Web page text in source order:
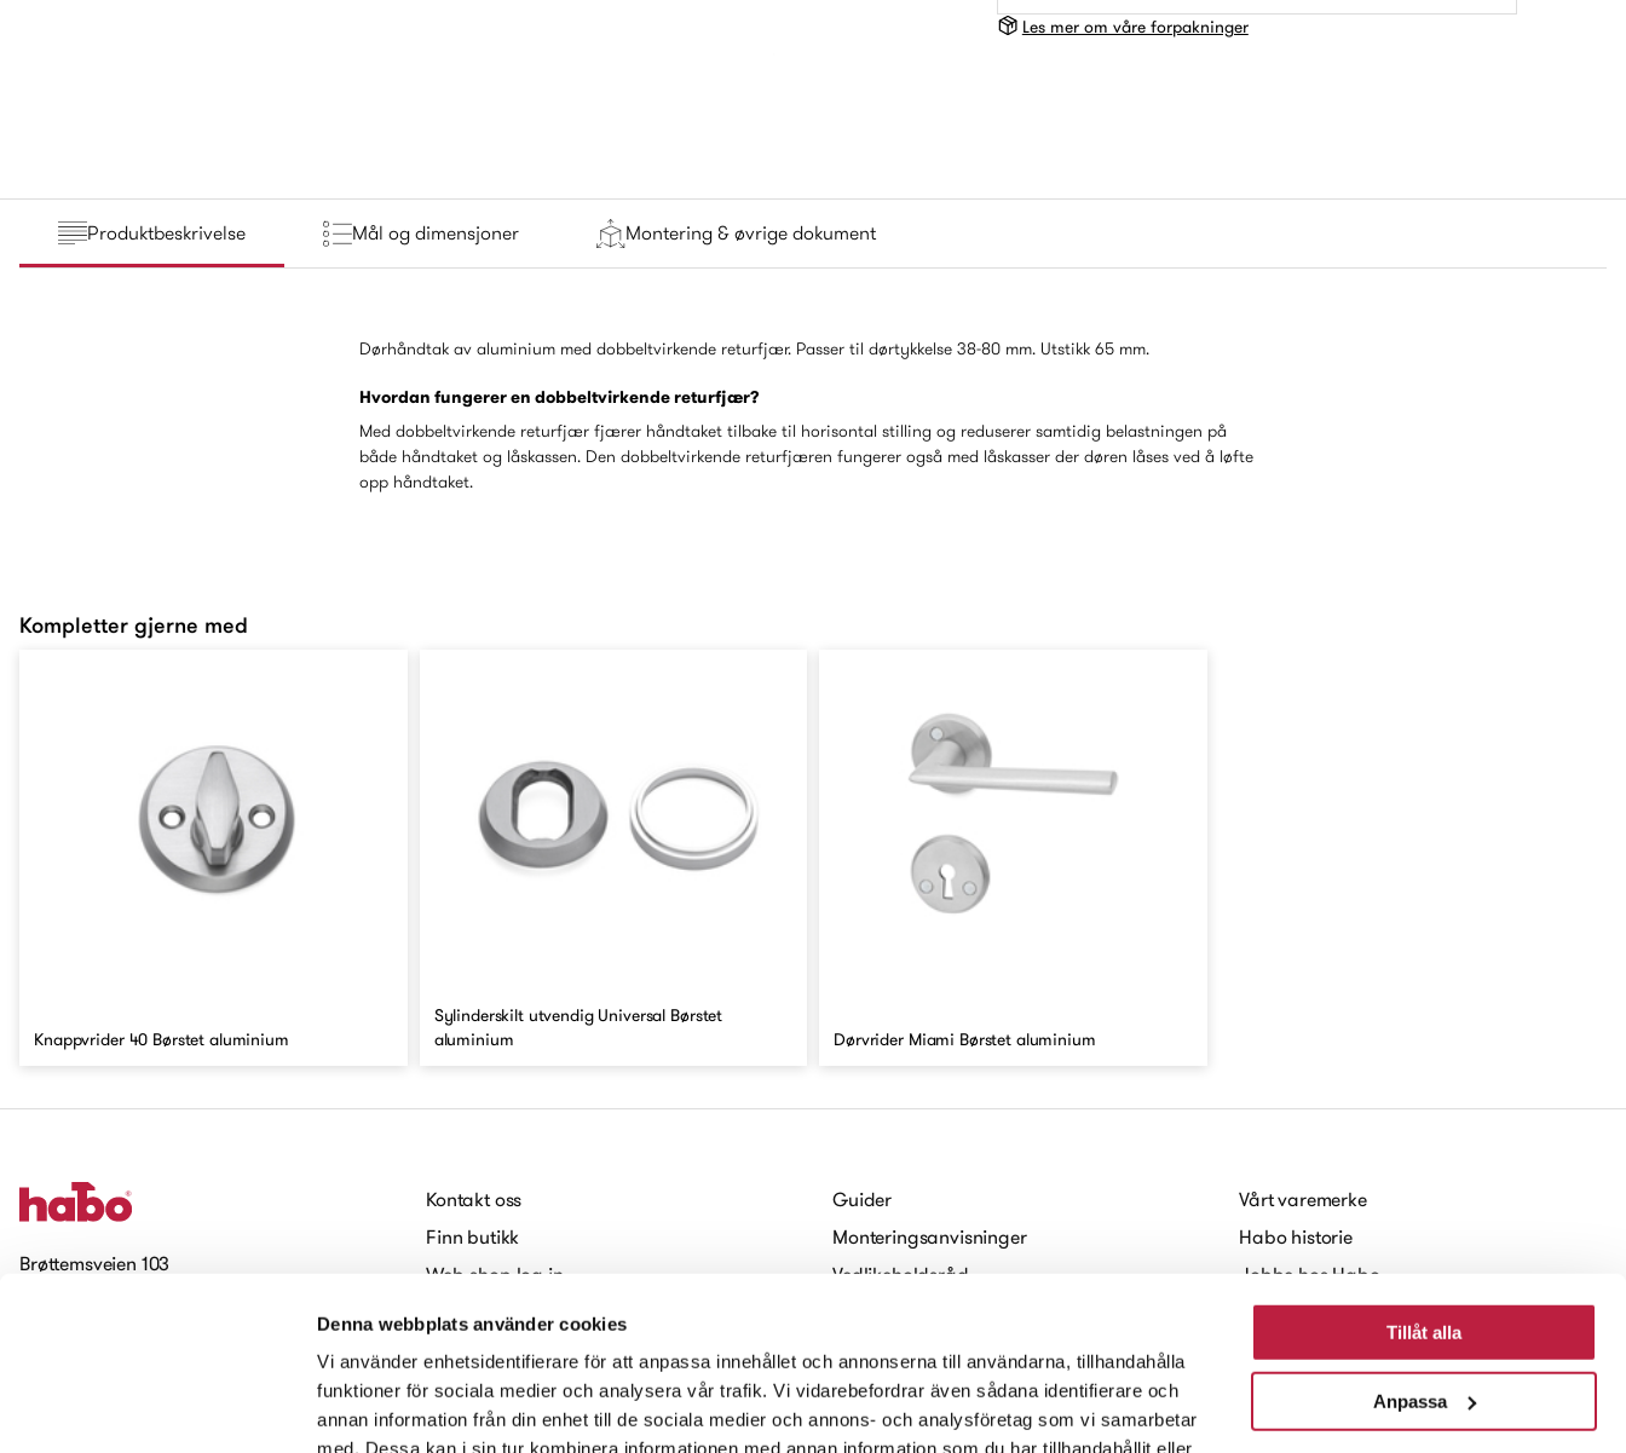
Denna webbplats använder cookies
Vi använder enhetsidentifierare för att anpassa innehållet och annonserna till användarna, tillhandahålla
funktioner för sociala medier och analysera vår trafik. Vi vidarebefordrar även sådana identifierare och
annan information från din enhet till de sociala medier och annons- och analysföretag som vi samarbetar
med. Dessa kan i sin tur kombinera informationen med annan information som du har tillhandahållit eller
Tillåt alla
Anpassa
Les mer om våre forpakninger
Produktbeskrivelse Mål og dimensjoner Montering & øvrige dokument
Dørhåndtak av aluminium med dobbeltvirkende returfjær. Passer til dørtykkelse 38-80 mm. Utstikk 65 mm.
Hvordan fungerer en dobbeltvirkende returfjær?
Med dobbeltvirkende returfjær fjærer håndtaket tilbake til horisontal stilling og reduserer samtidig belastningen på
både håndtaket og låskassen. Den dobbeltvirkende returfjæren fungerer også med låskasser der døren låses ved å løfte
opp håndtaket.
Kompletter gjerne med
Knappvrider 40 Børstet aluminium
Sylinderskilt utvendig Universal Børstet
aluminium
Dørvrider Miami Børstet aluminium
Brøttemsveien 103
Kontakt oss
Finn butikk
Web-shop log in
Jobbe hos Habo
Cookies
Tilgjengelighetserklæring
Guider
Monteringsanvisninger
Vedlikeholdsråd
Digitale brosjyrer
Vårt varemerke
Habo historie
Jobbe hos Habo
Baerekraft